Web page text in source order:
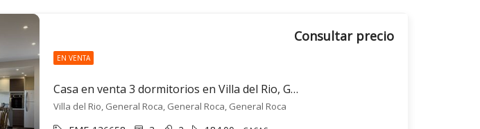
EN VENTA
Casa en venta 3 dormitorios en Villa del Rio, General Roca
Consultar precio
Villa del Rio, General Roca, General Roca, General Roca